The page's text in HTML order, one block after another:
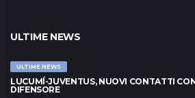
ULTIME NEWS
ULTIME NEWS
LUCUMÍ-JUVENTUS, NUOVI CONTATTI
DIFENSORE